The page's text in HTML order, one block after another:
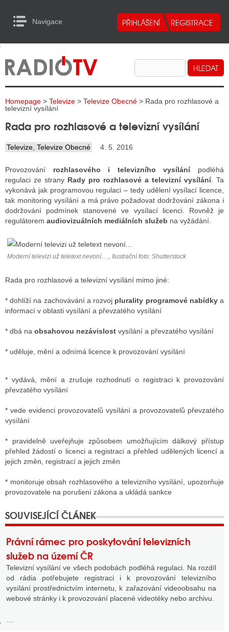
Navigace
RADIA
TELEVIZE
INTERNET
TISK
RÁDIÍ
RÁDIÍ
VYSÍLAČE
TELEVIZÍ
VYSÍLAČE
STRÁNKY RÁDIÍ
TISK
STÁT BLOGEREM
DISKUTÉRA NA RADIOTV
to Content
Homepage > Televize > Televize Obecné > Rada pro rozhlasové a
televizní vysílání
Rada pro rozhlasové a televizní vysílání
Televize Televize Obecné 4. 5. 2016
Provozování rozhlasového i televizního vysílánípodléhá
regulaci ze strany Rady pro rozhlasové a televizní vysílání. Ta
vykonává jak programovou regulaci – tedy udělení vysílací licence,
tak monitoring vysílání a má právo požadovat dodržování zákona i
dodržování podmínek stanovené ve vysílací licenci. Rovněž je
regulátorem audiovizuálních mediálních služeb na vyžádání.
Moderní televizi už teletext nevoní…., Ilustrační foto: Shutterstock
Rada pro rozhlasové a televizní vysílání mimo jiné:
* dohlíží na zachovávání a rozvoj plurality programové nabídkya
informací v oblasti vysílání a převzatého vysílání
* dbá na obsahovou nezávislost vysílání a převzatého vysílání
* uděluje, mění a odnímá licence k provozování vysílání
* vydává, mění a zrušuje rozhodnutí o registraci k provozování
převzatého vysílání
* vede evidenci provozovatelů vysílání a provozovatelů převzatého
vysílání
* pravidelně uveřejňuje způsobem umožňujícím dálkový přístup
přehled žádostí o licenci a registraci a přehled udělených licencí a
jejich změn, registrací a jejich změn
* monitoruje obsah rozhlasového a televizního vysílání, upozorňuje
provozovatele na porušení zákona a ukládá sankce
Právní rámec pro poskytování televizních
služeb na území ČR
Televizní vysílání ve všech podobách podléhá regulaci. Na rozdíl
od rádia potřebujete registraci i k provozování televizního
vysílání prostřednictvím internetu, k zařazování videoobsahu na
webové stránky i k provozování placené videotéky nebo archivu.